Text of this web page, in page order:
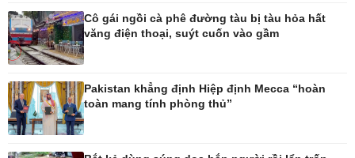
Việc làm
Biển đảo
Thế giới
Quan sát
Cuộc sống đó đây
Hồ sơ
Multimedia
Cô gái ngồi cà phê đường tàu bị tàu hỏa hất
văng điện thoại, suýt cuốn vào gầm
Pakistan khẳng định Hiệp định Mecca “hoàn
toàn mang tính phòng thủ”